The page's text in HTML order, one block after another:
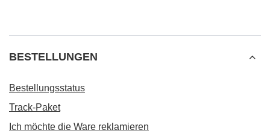
BESTELLUNGEN
Bestellungsstatus
Track-Paket
Ich möchte die Ware reklamieren